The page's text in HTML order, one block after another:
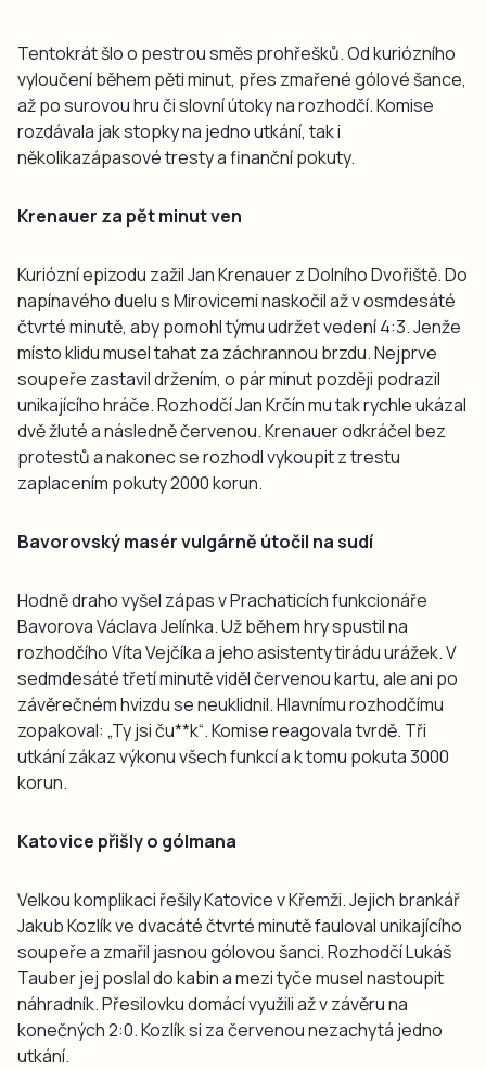
Tentokrát šlo o pestrou směs prohřešků. Od kuriózního
vyloučení během pěti minut, přes zmařené gólové šance,
až po surovou hru či slovní útoky na rozhodčí. Komise
rozdávala jak stopky na jedno utkání, tak i
několikazápasové tresty a finanční pokuty.
Krenauer za pět minut ven
Kuriózní epizodu zažil Jan Krenauer z Dolního Dvořiště. Do
napínavého duelu s Mirovicemi naskočil až v osmdesáté
čtvrté minutě, aby pomohl týmu udržet vedení 4:3. Jenže
místo klidu musel tahat za záchrannou brzdu. Nejprve
soupeře zastavil držením, o pár minut později podrazil
unikajícího hráče. Rozhodčí Jan Krčín mu tak rychle ukázal
dvě žluté a následně červenou. Krenauer odkráčel bez
protestů a nakonec se rozhodl vykoupit z trestu
zaplacením pokuty 2000 korun.
Bavorovský masér vulgárně útočil na sudí
Hodně draho vyšel zápas v Prachaticích funkcionáře
Bavorova Václava Jelínka. Už během hry spustil na
rozhodčího Víta Vejčíka a jeho asistenty tirádu urážek. V
sedmdesáté třetí minutě viděl červenou kartu, ale ani po
závěrečném hvizdu se neuklidnil. Hlavnímu rozhodčímu
zopakoval: „Ty jsi ču**k“. Komise reagovala tvrdě. Tři
utkání zákaz výkonu všech funkcí a k tomu pokuta 3000
korun.
Katovice přišly o gólmana
Velkou komplikaci řešily Katovice v Křemži. Jejich brankář
Jakub Kozlík ve dvacáté čtvrté minutě fauloval unikajícího
soupeře a zmařil jasnou gólovou šanci. Rozhodčí Lukáš
Tauber jej poslal do kabin a mezi tyče musel nastoupit
náhradník. Přesilovku domácí využili až v závěru na
konečných 2:0. Kozlík si za červenou nezachytá jedno
utkání.